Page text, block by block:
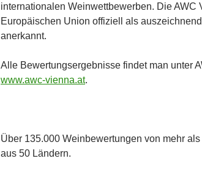
internationalen Weinwettbewerben. Die AWC
Europäischen Union offiziell als
anerkannt.
Alle Bewertungsergebnisse findet man unter
www.awc-vienna.at.
Über 135.000 Weinbewertungen von mehr
aus 50 Ländern.